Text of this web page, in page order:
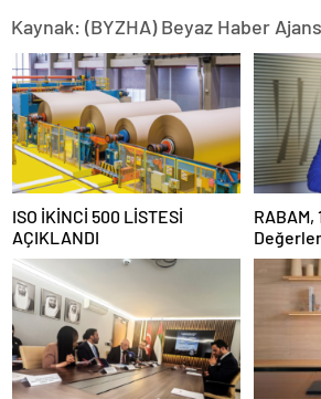
Kaynak: (BYZHA) Beyaz Haber
ISO İKİNCİ 500 LİSTESİ
AÇIKLANDI
RABAM,
Dolarlık